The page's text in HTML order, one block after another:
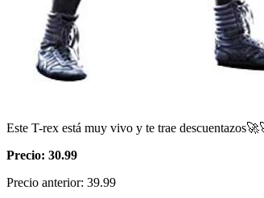
Este T-rex está muy vivo y te trae
Precio: 30.99
Precio anterior: 39.99